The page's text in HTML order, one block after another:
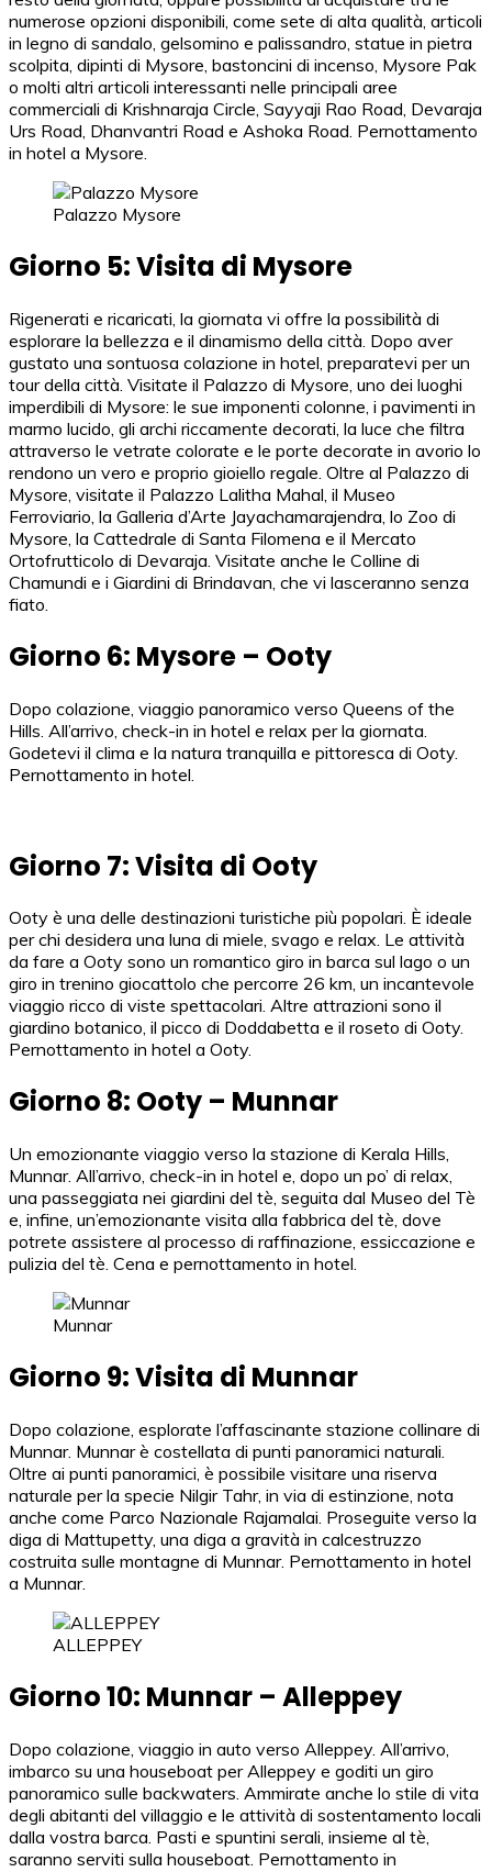
numerose opzioni disponibili, come sete di alta qualità, articoli
in legno di sandalo, gelsomino e palissandro, statue in pietra
scolpita, dipinti di Mysore, bastoncini di incenso, Mysore Pak
o molti altri articoli interessanti nelle principali aree
commerciali di Krishnaraja Circle, Sayyaji Rao Road, Devaraja
Urs Road, Dhanvantri Road e Ashoka Road. Pernottamento
in hotel a Mysore.
Palazzo Mysore
Giorno 5: Visita di Mysore
Rigenerati e ricaricati, la giornata vi offre la possibilità di
esplorare la bellezza e il dinamismo della città. Dopo aver
gustato una sontuosa colazione in hotel, preparatevi per un
tour della città. Visitate il Palazzo di Mysore, uno dei luoghi
imperdibili di Mysore: le sue imponenti colonne, i pavimenti in
marmo lucido, gli archi riccamente decorati, la luce che filtra
attraverso le vetrate colorate e le porte decorate in avorio lo
rendono un vero e proprio gioiello regale. Oltre al Palazzo di
Mysore, visitate il Palazzo Lalitha Mahal, il Museo
Ferroviario, la Galleria d’Arte Jayachamarajendra, lo Zoo di
Mysore, la Cattedrale di Santa Filomena e il Mercato
Ortofrutticolo di Devaraja. Visitate anche le Colline di
Chamundi e i Giardini di Brindavan, che vi lasceranno senza
fiato.
Giorno 6: Mysore – Ooty
Dopo colazione, viaggio panoramico verso Queens of the
Hills. All’arrivo, check-in in hotel e relax per la giornata.
Godetevi il clima e la natura tranquilla e pittoresca di Ooty.
Pernottamento in hotel.
Giorno 7: Visita di Ooty
Ooty è una delle destinazioni turistiche più popolari. È ideale
per chi desidera una luna di miele, svago e relax. Le attività
da fare a Ooty sono un romantico giro in barca sul lago o un
giro in trenino giocattolo che percorre 26 km, un incantevole
viaggio ricco di viste spettacolari. Altre attrazioni sono il
giardino botanico, il picco di Doddabetta e il roseto di Ooty.
Pernottamento in hotel a Ooty.
Giorno 8: Ooty – Munnar
Un emozionante viaggio verso la stazione di Kerala Hills,
Munnar. All’arrivo, check-in in hotel e, dopo un po’ di relax,
una passeggiata nei giardini del tè, seguita dal Museo del Tè
e, infine, un’emozionante visita alla fabbrica del tè, dove
potrete assistere al processo di raffinazione, essiccazione e
pulizia del tè. Cena e pernottamento in hotel.
Munnar
Giorno 9: Visita di Munnar
Dopo colazione, esplorate l’affascinante stazione collinare di
Munnar. Munnar è costellata di punti panoramici naturali.
Oltre ai punti panoramici, è possibile visitare una riserva
naturale per la specie Nilgir Tahr, in via di estinzione, nota
anche come Parco Nazionale Rajamalai. Proseguite verso la
diga di Mattupetty, una diga a gravità in calcestruzzo
costruita sulle montagne di Munnar. Pernottamento in hotel
a Munnar.
ALLEPPEY
Giorno 10: Munnar – Alleppey
Dopo colazione, viaggio in auto verso Alleppey. All’arrivo,
imbarco su una houseboat per Alleppey e goditi un giro
panoramico sulle backwaters. Ammirate anche lo stile di vita
degli abitanti del villaggio e le attività di sostentamento locali
dalla vostra barca. Pasti e spuntini serali, insieme al tè,
saranno serviti sulla houseboat. Pernottamento in